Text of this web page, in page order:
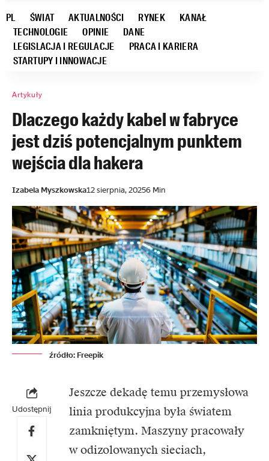
PL ŚWIAT AKTUALNOŚCI RYNEK
KANAŁ
TECHNOLOGIE
OPINIE
DANE
LEGISLACJA I REGULACJE
PRACA I KARIERA
STARTUPY I INNOWACJE
Artykuły
Dlaczego każdy kabel w fabryce
jest dziś potencjalnym punktem
wejścia dla hakera
Izabela Myszkowska12 sierpnia, 20256 Min
źródło: Freepik
Udostępnij
Jeszcze dekadę temu przemysłowa
linia produkcyjna była światem
zamkniętym. Maszyny pracowały
w odizolowanych sieciach,